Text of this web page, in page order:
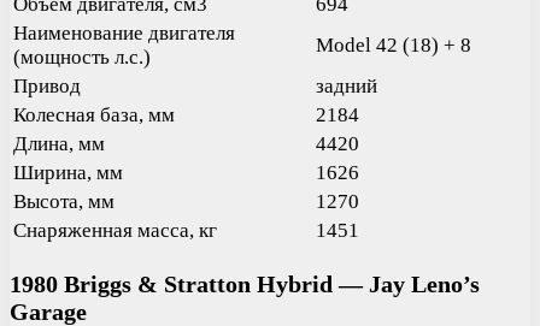
Наименование двигателя
(мощность л.с.)
Model 42 (18) + 8
Привод
задний
Колесная база, мм
2184
Длина, мм
4420
Ширина, мм
1626
Высота, мм
1270
Снаряженная масса, кг
1451
1980 Briggs & Stratton Hybrid — Jay Leno’s
Garage